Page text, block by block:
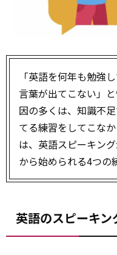
「英語を何年も勉強
言葉が出てこない」
因の多くは、知識不
てる練習をしてこな
は、英語スピーキン
から始められる4つの
英語のスピーキ